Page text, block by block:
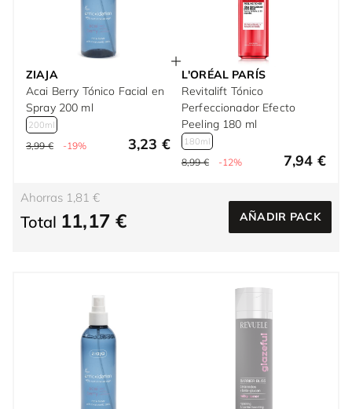
ZIAJA
Acai Berry Tónico Facial en
Spray 200 ml
200ml
3,99 € -19% 3,23 €
L'ORÉAL PARÍS
Revitalift Tónico
Perfeccionador Efecto
Peeling 180 ml
180ml
8,99 € -12% 7,94 €
Ahorras 1,81 €
Total 11,17 € AÑADIR PACK